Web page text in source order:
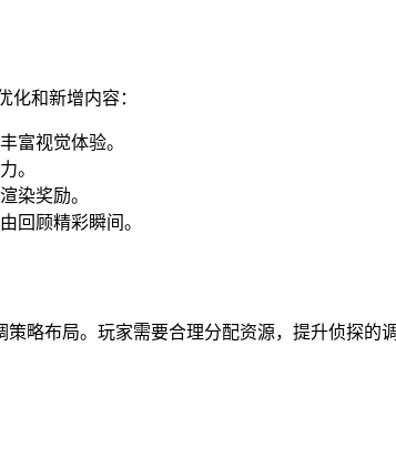
化和新增内容：
富视觉体验。
。
染奖励。
回顾精彩瞬间。
策略布局。玩家需要合理分配资源，提升侦探